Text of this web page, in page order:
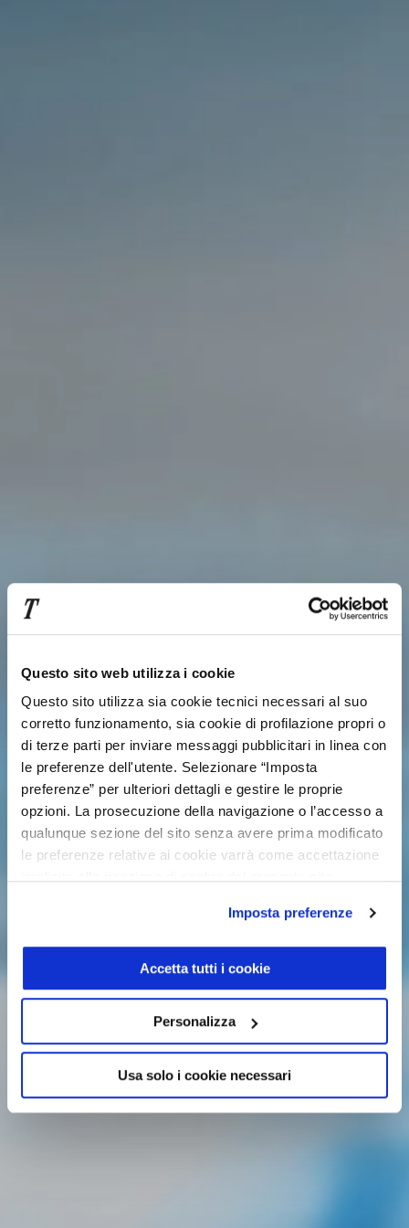
Questo sito web utilizza i cookie
Questo sito utilizza sia cookie tecnici necessari al suo
corretto funzionamento, sia cookie di profilazione propri o
di terze parti per inviare messaggi pubblicitari in linea con
le preferenze dell'utente. Selezionare “Imposta
preferenze” per ulteriori dettagli e gestire le proprie
opzioni. La prosecuzione della navigazione o l’accesso a
qualunque sezione del sito senza avere prima modificato
le preferenze relative ai cookie varrà come accettazione
Imposta preferenze
Accetta tutti i cookie
Personalizza
Usa solo i cookie necessari